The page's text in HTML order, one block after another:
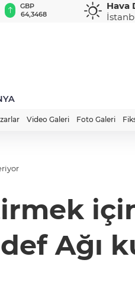
GBP
64,3468
CHF
59,0083
Hava
Video Galeri Foto Galeri
Ağı